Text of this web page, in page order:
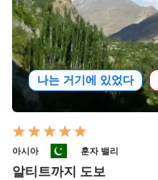
나는 거기에 있었다
아시아 훈자 밸리
알티트까지 도보